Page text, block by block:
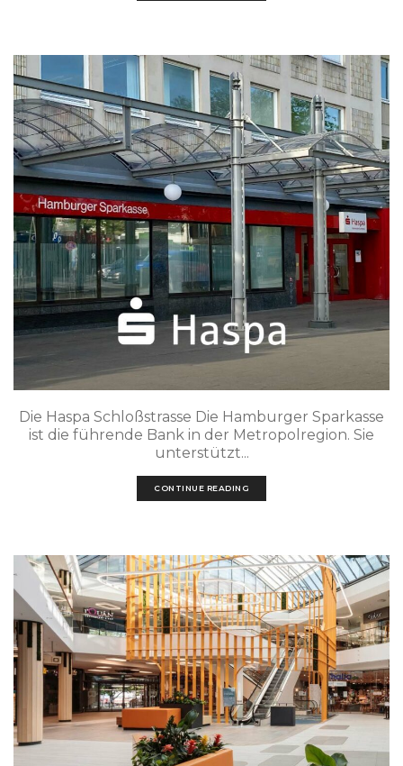
Die Haspa Schloßstrasse Die Hamburger Sparkasse
ist die führende Bank in der Metropolregion. Sie
unterstützt...
CONTINUE READING